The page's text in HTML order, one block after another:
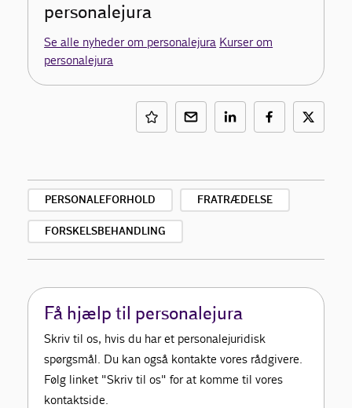
personalejura
Se alle nyheder om personalejura Kurser om
personalejura
PERSONALEFORHOLD FRATRÆDELSE
FORSKELSBEHANDLING
Få hjælp til personalejura
Skriv til os, hvis du har et personalejuridisk
spørgsmål. Du kan også kontakte vores rådgivere.
Følg linket "Skriv til os" for at komme til vores
kontaktside.